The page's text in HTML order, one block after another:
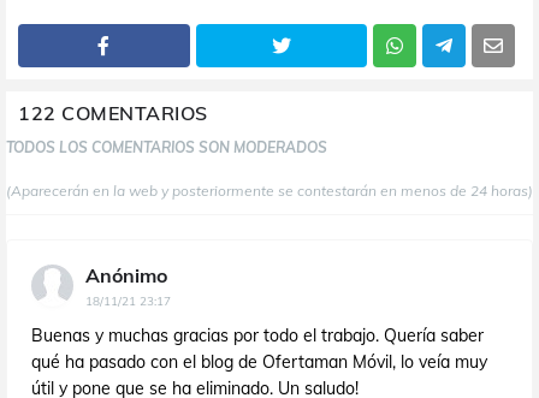
122 COMENTARIOS
TODOS LOS COMENTARIOS SON MODERADOS
(Aparecerán en la web y posteriormente se contestarán en menos de 24 horas)
Anónimo
18/11/21 23:17
Buenas y muchas gracias por todo el trabajo. Quería saber
qué ha pasado con el blog de Ofertaman Móvil, lo veía muy
útil y pone que se ha eliminado. Un saludo!